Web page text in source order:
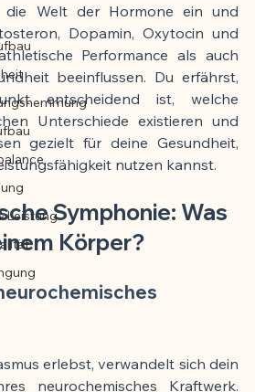
Leistung
Welt der Hormone ein und
Dopamin, Oxytocin und
Performance als auch
beeinflussen. Du erfährst,
entscheidend ist, welche
Unterschiede existieren und
gezielt für deine Gesundheit,
nutzen kannst.
Symphonie: Was
Körper?
erlebst, verwandelt sich dein
neurochemisches Kraftwerk.